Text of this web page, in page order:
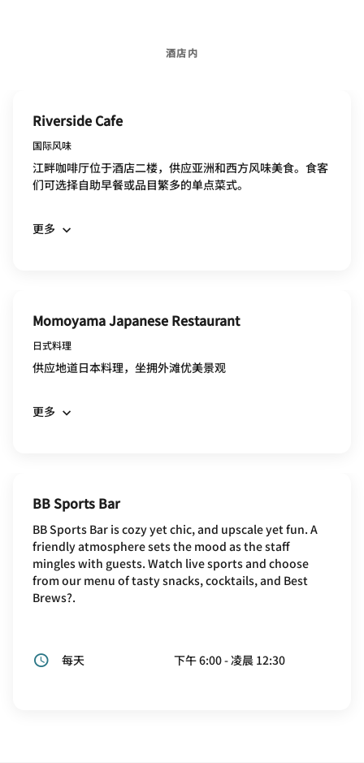
酒店内
Riverside Cafe
国际风味
江畔咖啡厅位于酒店二楼，供应亚洲和西方风味美食。食客
们可选择自助早餐或品目繁多的单点菜式。
更多
Momoyama Japanese Restaurant
日式料理
供应地道日本料理，坐拥外滩优美景观
更多
BB Sports Bar
BB Sports Bar is cozy yet chic, and upscale yet fun. A
friendly atmosphere sets the mood as the staff
mingles with guests. Watch live sports and choose
from our menu of tasty snacks, cocktails, and Best
Brews?.
每天 下午 6:00 - 凌晨 12:30